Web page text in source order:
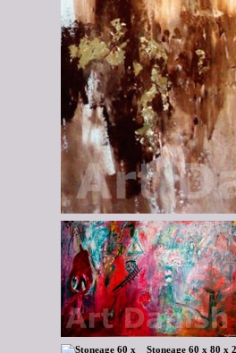
Stoneage 60 x 80 x